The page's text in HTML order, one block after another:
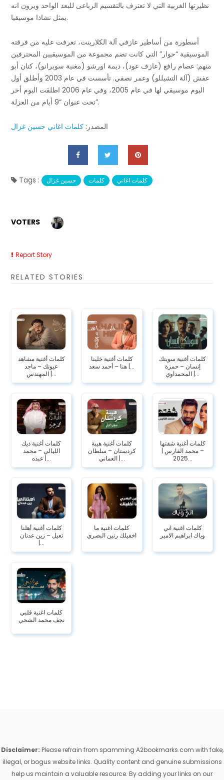
نظيرتها الغربية التي لا تعترف بالتقسيم الرباعى للبعد الواحد ويرون انه
يمثل نشاذا موسيقيا.
أسطورة من أساطير عازفي آلة الكلارينت، تعرفت عليه من فرقته
الموسيقية “حوار” التي كانت تضم مجموعة من الموسيقيين المحترفين
منهم: عصام رافع (عازف عود)، ديمة اورشو (مغنية سوبرانو)، كنان أبو
عفش (آلة التشيللو) وعمر نصفي. تأسست في عام 2003 وأطلق أول
البوم موسيقي لها في عام 2005، وفي عام 2006 اطلقت البوم أخر
تحت عنوان “9 أيام من العزلة”.
المصدر: كلمات اغاني حسين غزال
Tags : حسين غزال كلمات كلمات اغاني
VOTERS
Report Story
RELATED STORIES
كلمات أغنية مشاهد
عيونك – ماجد
المهندس |...
كلمات أغنية خلينا
هنا – أحمد سعد |...
كلمات أغنية سويتك
إنسان – حمزة
المحمداوي |...
كلمات أغنية ذيك
الليالي – محمد
عبده |...
كلمات أغنية هيبة
كردستان – سلطان
العماني |...
كلمات أغنية شفتها
– محمد الفارس |
2025...
كلمات أغنية أهلنا
تعيل – زين عدنان
|...
كلمات اغنية ما
اخفيلك رنين البصري
كلمات اغنية اني
وياك ابراهيم الامير
كلمات اغنية قلبي
نجف محمد الشحي
Disclaimer: Please refrain from spamming A2bookmarks.com with fake,
illegal, or bogus website links. Quality content and genuine submissions
help us maintain a valuable resource. By adding your links on our